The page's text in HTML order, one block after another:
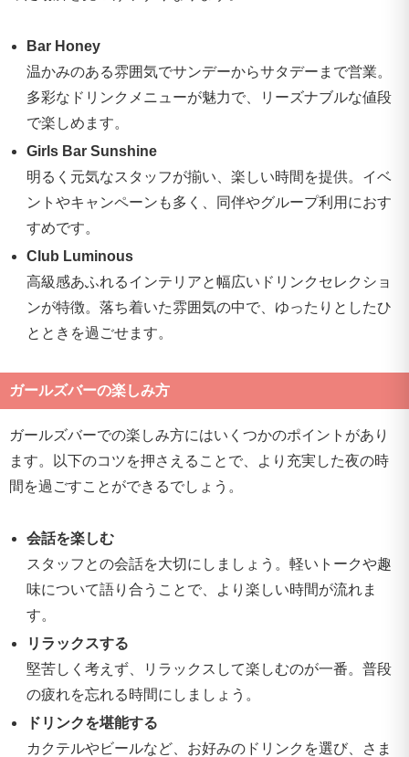
Bar Honey
温かみのある雰囲気でサンデーからサタデーまで営業。
多彩なドリンクメニューが魅力で、リーズナブルな値段
で楽しめます。
Girls Bar Sunshine
明るく元気なスタッフが揃い、楽しい時間を提供。イベ
ントやキャンペーンも多く、同伴やグループ利用におす
すめです。
Club Luminous
高級感あふれるインテリアと幅広いドリンクセレクショ
ンが特徴。落ち着いた雰囲気の中で、ゆったりとしたひ
とときを過ごせます。
ガールズバーの楽しみ方
ガールズバーでの楽しみ方にはいくつかのポイントがあり
ます。以下のコツを押さえることで、より充実した夜の時
間を過ごすことができるでしょう。
会話を楽しむ
スタッフとの会話を大切にしましょう。軽いトークや趣
味について語り合うことで、より楽しい時間が流れま
す。
リラックスする
堅苦しく考えず、リラックスして楽しむのが一番。普段
の疲れを忘れる時間にしましょう。
ドリンクを堪能する
カクテルやビールなど、お好みのドリンクを選び、さま